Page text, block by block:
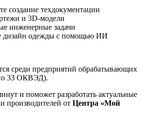
создание техдокументации
и 3D-модели
инженерные задачи
дизайн одежды с помощью ИИ
среди предприятий обрабатывающих
33 ОКВЭД).
и поможет разработать актуальные
производителей от Центра «Мой